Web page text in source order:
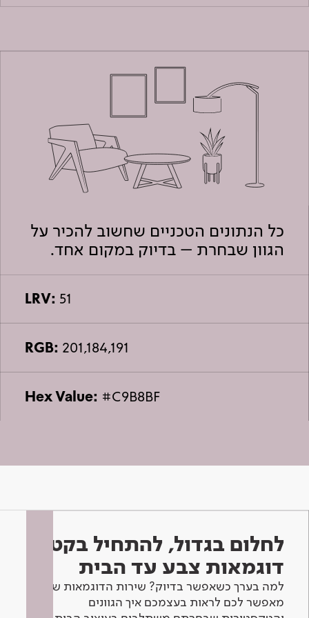
כל הנתונים הטכניים שחשוב להכיר על
הגוון שבחרת – בדיוק במקום אחד.
LRV: 51
RGB: 201,184,191
Hex Value: #C9B8BF
לחלום בגדול, להתחיל בקטן -
דוגמאות צבע עד הבית
למה בערך כשאפשר בדיוק? שירות הדוגמאות שלנו
מאפשר לכם לראות בעצמכם איך הגוונים